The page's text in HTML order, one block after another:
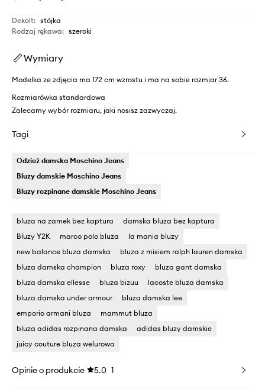
Dekolt: stójka
Rodzaj rękawa: szeroki
Wymiary
Modelka ze zdjęcia ma 172 cm wzrostu i ma na sobie rozmiar 36.
Rozmiarówka standardowa
Zalecamy wybór rozmiaru, jaki nosisz zazwyczaj.
Tagi
Odzież damska Moschino Jeans
Bluzy damskie Moschino Jeans
Bluzy rozpinane damskie Moschino Jeans
bluza na zamek bez kaptura
damska bluza bez kaptura
Bluzy Y2K
marco polo bluza
la mania bluzy
new balance bluza damska
bluza z misiem ralph lauren damska
bluza damska champion
bluza roxy
bluza gant damska
bluza damska ellesse
bluza bizuu
lacoste bluza damska
bluza damska under armour
bluza damska lee
emporio armani bluza
mammut bluza
bluza adidas rozpinana damska
adidas bluzy damskie
juicy couture bluza welurowa
Opinie o produkcie 5.0 1